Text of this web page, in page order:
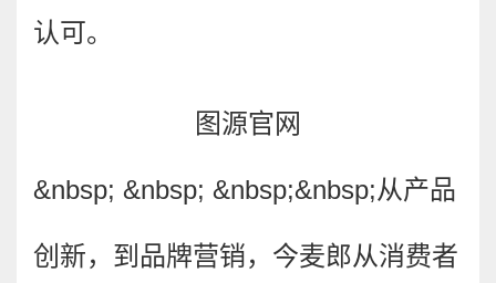
认可。
图源官网
&nbsp; &nbsp; &nbsp;&nbsp;从产品
创新，到品牌营销，今麦郎从消费者